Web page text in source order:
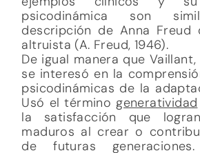
psicodinámica son
descripción de Anna Freud
altruista (A. Freud, 1946).
De igual manera que Vaillant,
se interesó en la
psicodinámicas de la
Usó el términogeneratividad
la satisfacción que
maduros al crear o
de futuras generaciones.